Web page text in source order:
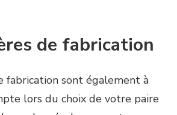
de fabrication
fabrication sont également à
lors du choix de votre paire